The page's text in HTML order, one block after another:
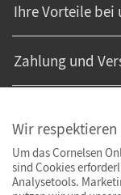
Ihre Vorteile bei
Zahlung und
Wir
Um das Cornelsen
sind Cookies
Analysetools.